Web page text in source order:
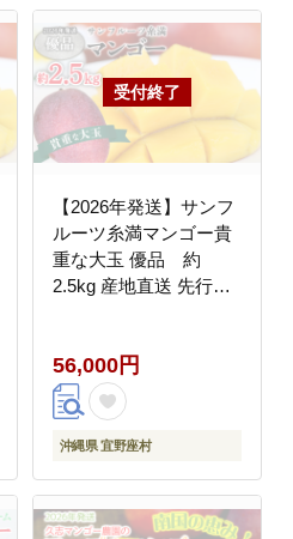
【2026年発送】サンフ
ルーツ糸満マンゴー貴
重な大玉 優品 約
2.5kg 産地直送 先行予
アップル アーウィン種
濃厚 デザート 贅沢 旬
の果物 甘い おすすめ
プレゼント 贈答 冷蔵
56,000円
沖縄県 宜野座村